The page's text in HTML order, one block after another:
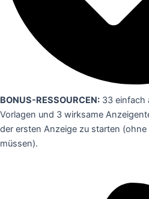
BONUS-RESSOURCEN: 33 einfach
Vorlagen und 3 wirksame
der ersten Anzeige zu starten
müssen).